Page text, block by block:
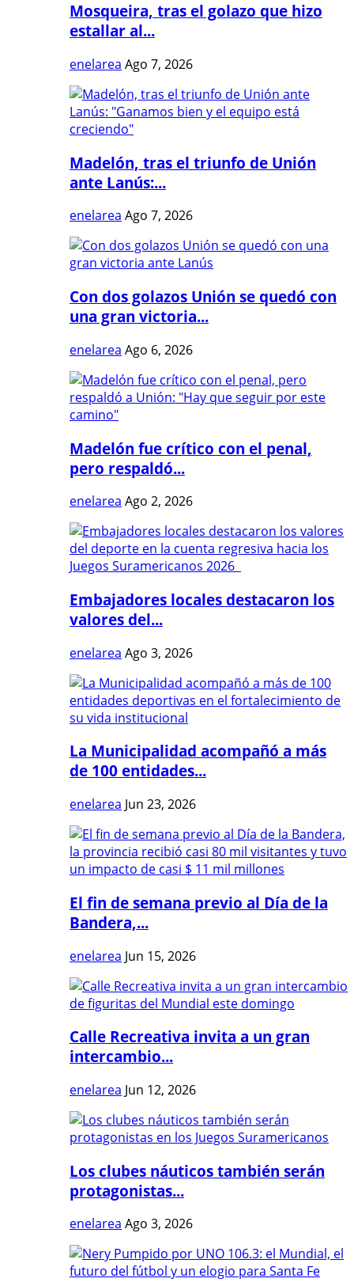
Mosqueira, tras el golazo que hizo
estallar al...
enelarea Ago 7, 2026
Madelón, tras el triunfo de Unión
ante Lanús:...
enelarea Ago 7, 2026
Con dos golazos Unión se quedó con
una gran victoria...
enelarea Ago 6, 2026
Madelón fue crítico con el penal,
pero respaldó...
enelarea Ago 2, 2026
Embajadores locales destacaron los
valores del...
enelarea Ago 3, 2026
La Municipalidad acompañó a más
de 100 entidades...
enelarea Jun 23, 2026
El fin de semana previo al Día de la
Bandera,...
enelarea Jun 15, 2026
Calle Recreativa invita a un gran
intercambio...
enelarea Jun 12, 2026
Los clubes náuticos también serán
protagonistas...
enelarea Ago 3, 2026